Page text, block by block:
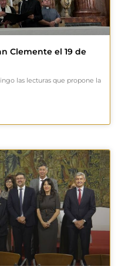
Clemente el 19 de
las lecturas que propone la